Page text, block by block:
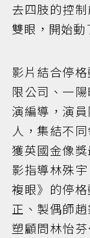
去四肢的控
雙眼，開始動
影片結合停
限公司、一
演編導，演
人，集結不
獲英國金像
影指導林殊
複眼》的停
正、製偶師
塑顧問林怡